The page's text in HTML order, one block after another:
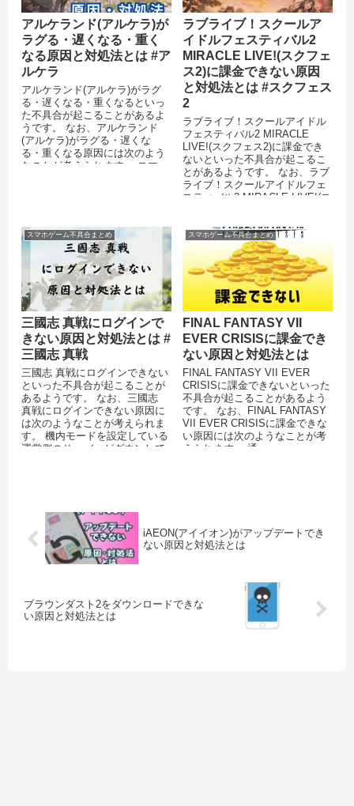
アルケランド(アルケラ)が
ラグる・遅くなる・重く
なる原因と対処法とは #ア
ルケラ
アルケランド(アルケラ)がラグ
る・遅くなる・重くなるといっ
た不具合が起こることがあるよ
うです。 なお、アルケランド
(アルケラ)がラグる・遅くな
る・重くなる原因には次のよう
なことが考えられます。 スマー
ラブライブ！スクールア
イドルフェスティバル2
MIRACLE LIVE!(スクフェ
ス2)に課金できない原因
と対処法とは #スクフェス
2
ラブライブ！スクールアイドル
フェスティバル2 MIRACLE
LIVE!(スクフェス2)に課金でき
ないといった不具合が起こるこ
とがあるようです。 なお、ラブ
ライブ！スクールアイドルフェ
スティバル2 MIRACLE LIVE!(ス
スマホゲーム不具合まとめ
三國志 真戦にログインで
きない原因と対処法とは #
三國志 真戦
三國志 真戦にログインできない
といった不具合が起こることが
あるようです。 なお、三國志
真戦にログインできない原因に
は次のようなことが考えられま
す。 機内モードを設定している
運営側のサーバーがダウンして
スマホゲーム不具合まとめ
FINAL FANTASY VII
EVER CRISISに課金でき
ない原因と対処法とは
FINAL FANTASY VII EVER
CRISISに課金できないといった
不具合が起こることがあるよう
です。 なお、FINAL FANTASY
VII EVER CRISISに課金できな
い原因には次のようなことが考
えられます。 通...
iAEON(アイイオン)がアップデートでき
ない原因と対処法とは
ブラウンダスト2をダウンロードできな
い原因と対処法とは